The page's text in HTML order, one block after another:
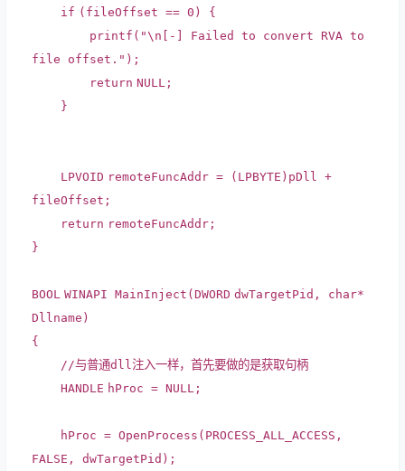
if (fileOffset == 0) {
printf( "\n[-] Failed to convert RVA to
file offset." );
return NULL;
}
LPVOID remoteFuncAddr = (LPBYTE)pDll +
fileOffset;
return remoteFuncAddr;
}
BOOL WINAPI MainInject(DWORD dwTargetPid, char*
Dllname)
{
//与普通dll注入一样，首先要做的是获取句柄
HANDLE hProc = NULL;
hProc = OpenProcess(PROCESS_ALL_ACCESS,
FALSE, dwTargetPid);